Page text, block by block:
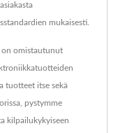
mukaisesti.
on omistautunut
tuotteet itse sekä
pystymme
kilpailukykyiseen